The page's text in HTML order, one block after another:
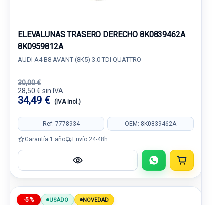
ELEVALUNAS TRASERO DERECHO 8K0839462A
8K0959812A
AUDI A4 B8 AVANT (8K5) 3.0 TDI QUATTRO
30,00 €
28,50 € sin IVA.
34,49 € (IVA incl.)
Ref: 7778934 OEM: 8K0839462A
Garantía 1 año Envío 24-48h
-5% USADO NOVEDAD